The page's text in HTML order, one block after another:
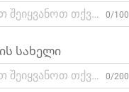
0/100
სახელი
0/200